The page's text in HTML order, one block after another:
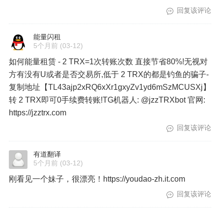
回复该评论
能量闪租
5个月前 (03-12)
如何能量租赁 - 2 TRX=1次转账次数 直接节省80%!无视对
方有没有U或者是否交易所,低于 2 TRX的都是钓鱼的骗子-
复制地址【TL43ajp2xRQ6xXr1gxyZv1yd6mSzMCUSXj】
转 2 TRX即可0手续费转账!TG机器人: @jzzTRXbot 官网:
https://jzztrx.com
回复该评论
有道翻译
5个月前 (03-12)
刚看见一个妹子，很漂亮！https://youdao-zh.it.com
回复该评论